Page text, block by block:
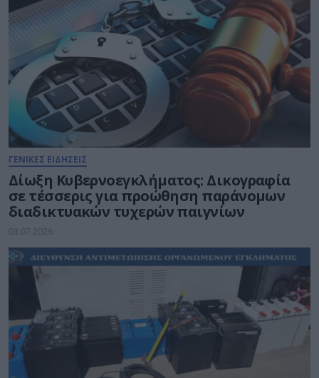
ΓΕΝΙΚΕΣ ΕΙΔΗΣΕΙΣ
Δίωξη Κυβερνοεγκλήματος: Δικογραφία
σε τέσσερις για προώθηση παράνομων
διαδικτυακών τυχερών παιγνίων
03.07.2026